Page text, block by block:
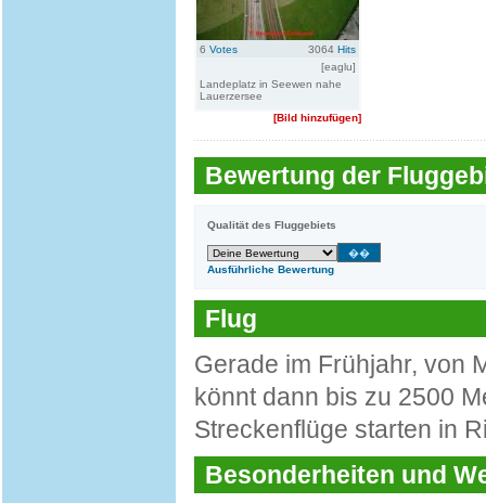
6 Votes 3064 Hits
[eaglu]
Landeplatz in Seewen nahe
Lauerzersee
[Bild hinzufügen]
Bewertung der
Qualität des Fluggebiets
Ausführliche Bewertung
Flug
Gerade im Frühjahr, von
könnt dann bis zu 2500
Streckenflüge starten in
Besonderheiten und